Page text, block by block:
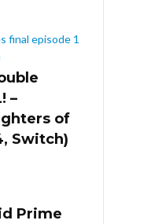
–
of
Switch)
Prime